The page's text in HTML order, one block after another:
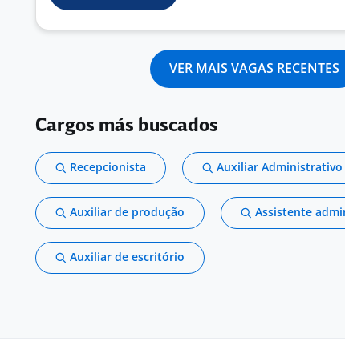
VER MAIS VAGAS RECENTES
Cargos más buscados
Recepcionista Auxiliar Administrativo
Auxiliar de produção Assistente
Auxiliar de escritório